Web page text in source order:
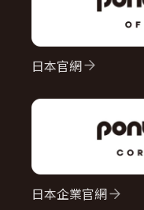
日本官網
日本企業官網